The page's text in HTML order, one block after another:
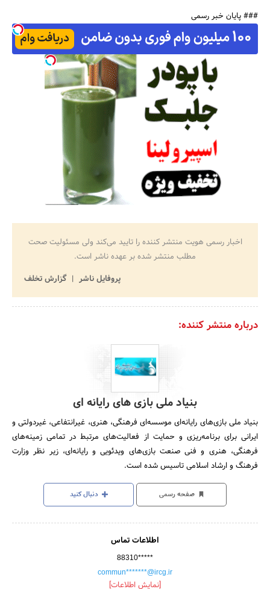
### پایان خبر رسمی
اخبار رسمی هویت منتشر کننده را تایید می‌کند ولی مسئولیت صحت
مطلب منتشر شده بر عهده ناشر است.
پروفایل ناشر
گزارش تخلف
درباره منتشر کننده:
بنیاد ملی بازی های رایانه ای
بنیاد ملی بازی‌های رایانه‌ای موسسه‌ای فرهنگی، هنری، غیرانتفاعی، غیردولتی و
ایرانی برای برنامه‌ریزی و حمایت از فعالیت‌های مرتبط در تمامی زمینه‌های
فرهنگی، هنری و فنی صنعت بازی‌های ویدئویی و رایانه‌ای، زیر نظر وزارت
فرهنگ و ارشاد اسلامی تاسیس شده است.
صفحه رسمی دنبال کنید
اطلاعات تماس
88310*****
commun*******@ircg.ir
[نمایش اطلاعات]